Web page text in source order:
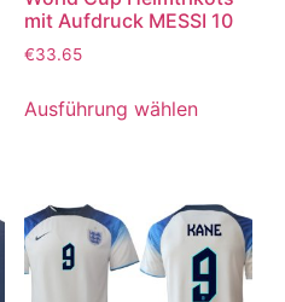
mit Aufdruck MESSI 10
€33.65
Ausführung wählen